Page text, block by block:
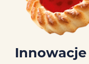
Innowacje